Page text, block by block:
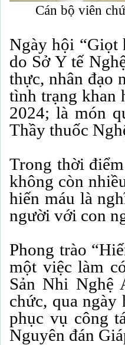
Cán bộ viên
Ngày hội “Giọt
do Sở Y tế
thực, nhân đạo
tình trạng khan
2024; là món
Thầy thuốc
Trong thời
không còn
hiến máu là
người với con
Phong trào
một việc làm
Sản Nhi Nghệ
chức, qua ngày
phục vụ công
Nguyên đán